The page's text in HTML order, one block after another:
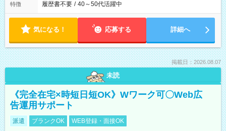
特徴 履歴書不要 / 40～50代活躍中
気になる！ 応募する 詳細へ
掲載日：2026.08.07
未読
《完全在宅×時短日短OK》Wワーク可〇Web広
告運用サポート
派遣 ブランクOK WEB登録・面接OK